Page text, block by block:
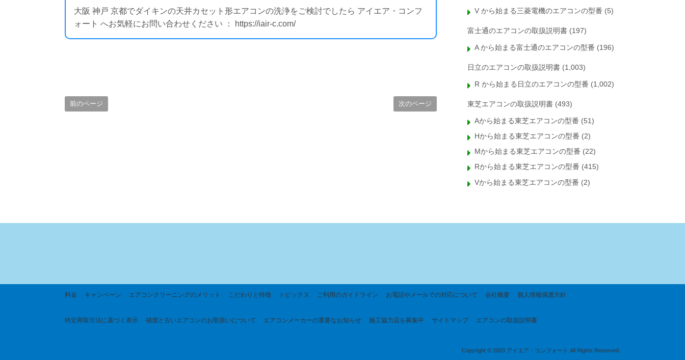
大阪 神戸 京都でダイキンの天井カセット形エアコンの洗浄をご検討でしたら アイエア・コンフ
ォート へお気軽にお問い合わせください ： https://iair-c.com/
前のページ 次のページ
V から始まる三菱電機のエアコンの型番 (5)
富士通のエアコンの取扱説明書 (197)
A から始まる富士通のエアコンの型番 (196)
日立のエアコンの取扱説明書 (1,003)
R から始まる日立のエアコンの型番 (1,002)
東芝エアコンの取扱説明書 (493)
Aから始まる東芝エアコンの型番 (51)
Hから始まる東芝エアコンの型番 (2)
Mから始まる東芝エアコンの型番 (22)
Rから始まる東芝エアコンの型番 (415)
Vから始まる東芝エアコンの型番 (2)
料金 キャンペーン エアコンクリーニングのメリット こだわりと特徴 トピックス ご利用のガイドライン お電話やメールでの対応について 会社概要 個人情報保護方針
特定商取引法に基づく 表示 補償と古いエアコンのお取扱いについて エアコンメーカーの重要なお知らせ 施工協力店を募集中 サイトマップ エアコンの取扱説明書
Copyright © 2003 アイエア・コンフォート All Rights Reserved.